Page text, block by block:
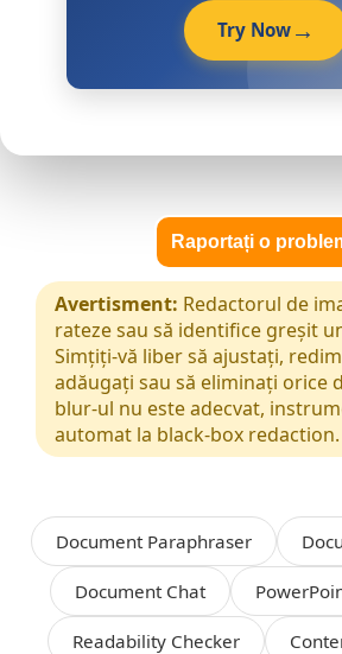
Try Now
Raportați o
Avertisment: Redactorul de
rateze sau să identifice greșit
Simțiți-vă liber să ajustați,
adăugați sau să eliminați orice
blur‑ul nu este adecvat,
automat la black‑box redaction.
Document Paraphraser
Document Chat
Readability Checker